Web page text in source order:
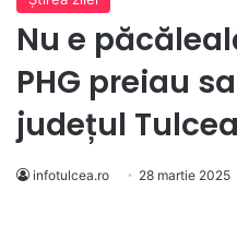
Nu e
PHG preiau
județul
infotulcea.ro 28 martie 2025